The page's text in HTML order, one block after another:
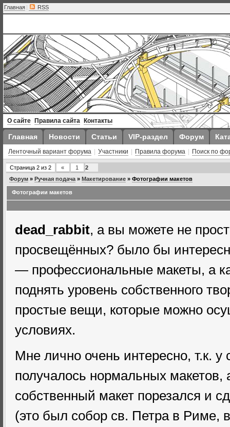
Главная | RSS
О сайте Правила сайта Контакты
Главная Новости Статьи VIP-раздел Форум
Ленточный вариант форума Участники Правила форума Поиск по
Страница 2 из 2 « 1
2
Форум » Ручная подача » Макетирование » Фотографии макетов
Фотографии макетов
dead_rabbit, а вы можете не
просвещённых? было бы
— профессиональные макеты, а
поднять уровень собственного
простые вещи, которые можно
условиях.
Мне лично очень интересно, т.к. у
получалось нормальных
собственный макет порезался и
(это был собор св. Петра в Риме,